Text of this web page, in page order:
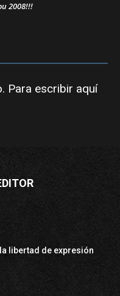
2008!!!
Para escribir aquí
libertad de expresión